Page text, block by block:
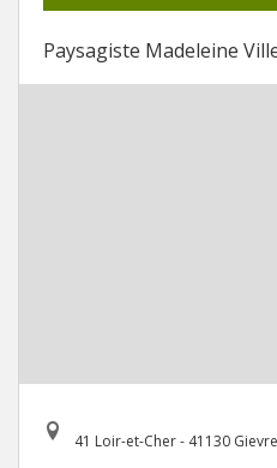
Paysagiste Madeleine
41 Loir-et-Cher - 41130